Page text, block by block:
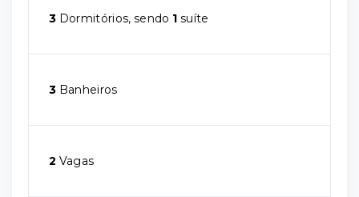
3 Dormitórios, sendo 1 suíte
3 Banheiros
2 Vagas